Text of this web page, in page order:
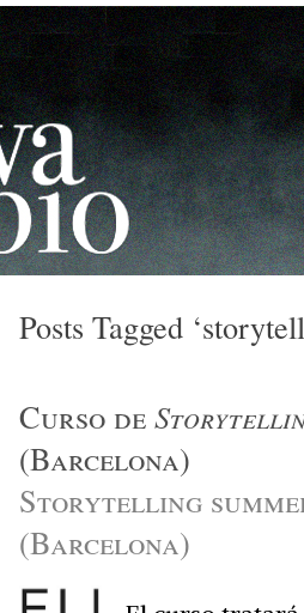
Posts Tagged
Curso de
(Barcelona)
Storytelling
(Barcelona)